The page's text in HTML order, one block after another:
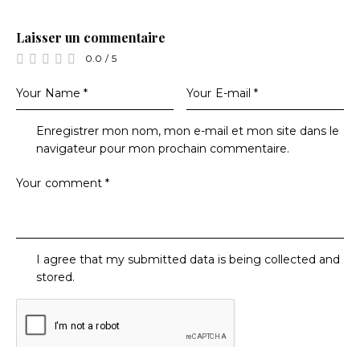
Laisser un commentaire
0.0 / 5
Enregistrer mon nom, mon e-mail et mon site dans le
navigateur pour mon prochain commentaire.
I agree that my submitted data is being collected and
stored.